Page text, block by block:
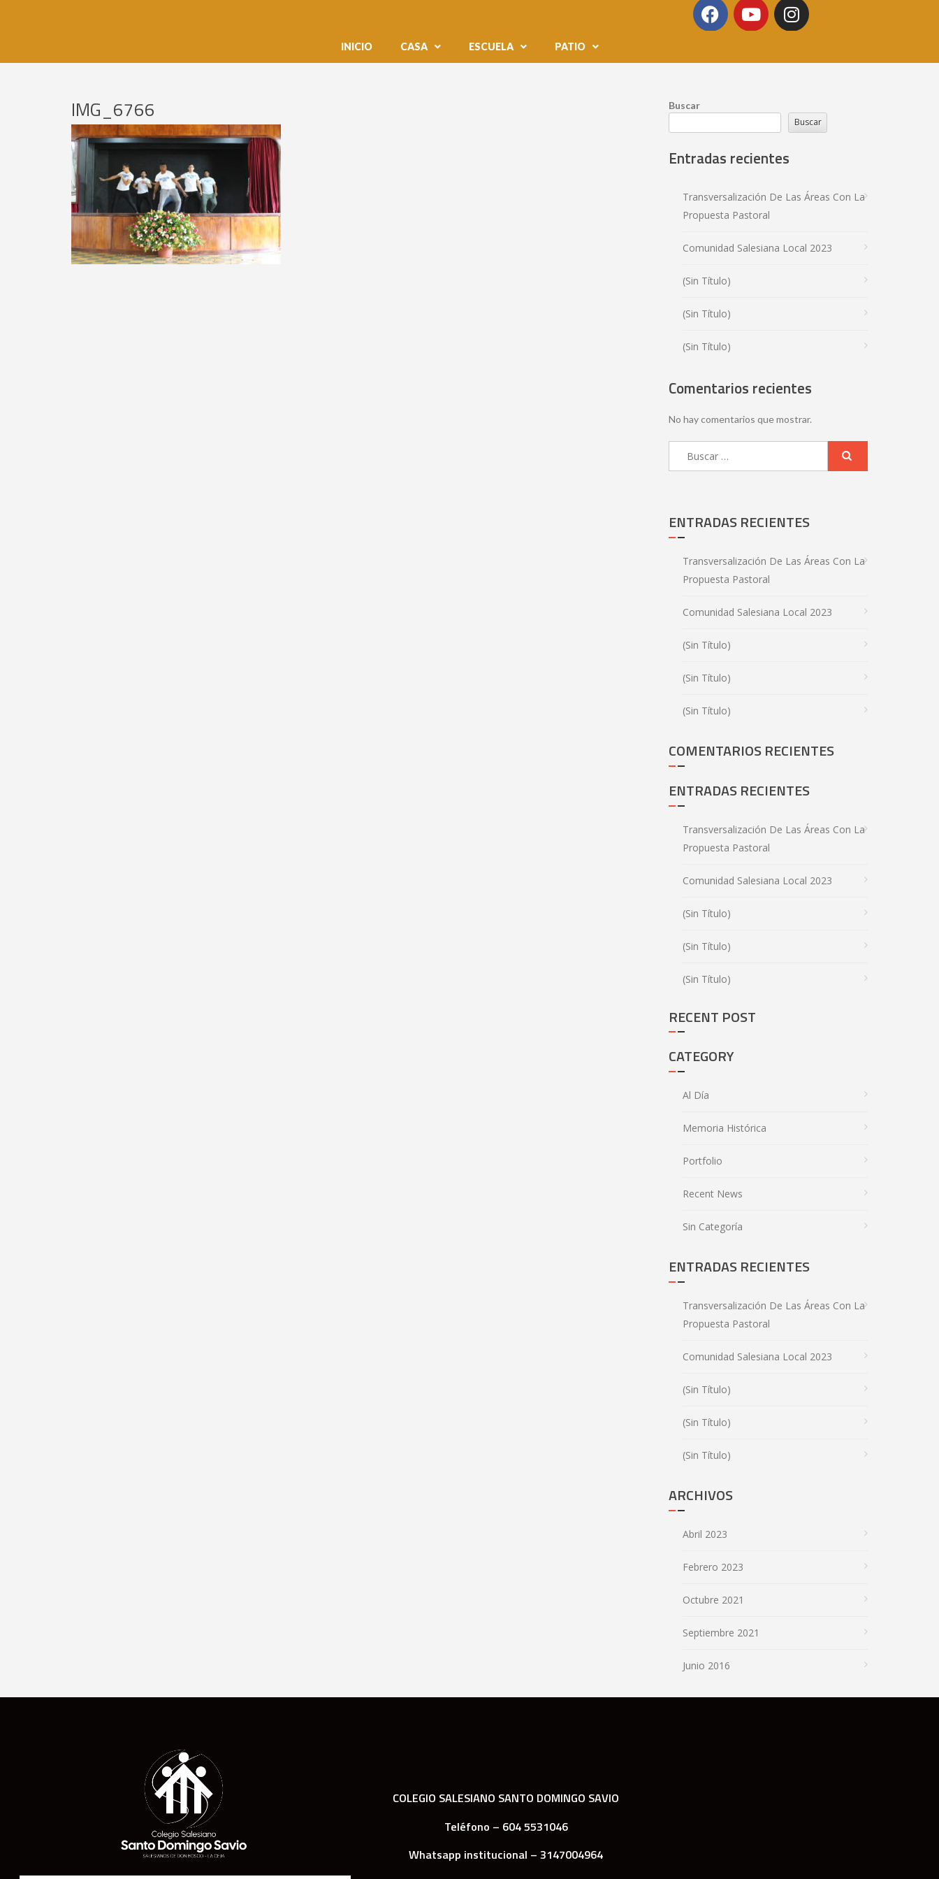
INICIO CASA ESCUELA PATIO
IMG_6766
Buscar
Buscar
Entradas recientes
Transversalización De Las Áreas Con La
Propuesta Pastoral
Comunidad Salesiana Local 2023
(sin Título)
(sin Título)
(sin Título)
Comentarios recientes
No hay comentarios que mostrar.
ENTRADAS RECIENTES
Transversalización De Las Áreas Con La
Propuesta Pastoral
Comunidad Salesiana Local 2023
(sin Título)
(sin Título)
(sin Título)
COMENTARIOS RECIENTES
ENTRADAS RECIENTES
Transversalización De Las Áreas Con La
Propuesta Pastoral
Comunidad Salesiana Local 2023
(sin Título)
(sin Título)
(sin Título)
RECENT POST
CATEGORY
Al Día
Memoria Histórica
Portfolio
Recent News
Sin Categoría
ENTRADAS RECIENTES
Transversalización De Las Áreas Con La
Propuesta Pastoral
Comunidad Salesiana Local 2023
(sin Título)
(sin Título)
(sin Título)
ARCHIVOS
Abril 2023
Febrero 2023
Octubre 2021
Septiembre 2021
Junio 2016
COLEGIO SALESIANO SANTO DOMINGO SAVIO
Teléfono – 604 5531046
Whatsapp institucional – 3147004964